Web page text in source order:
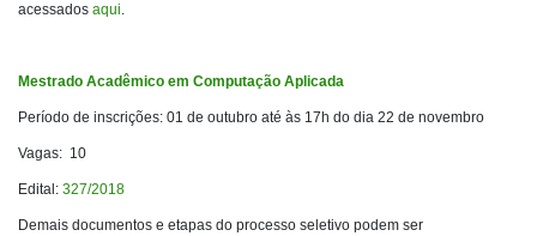
acessados aqui.
Mestrado Acadêmico em Computação Aplicada
Período de inscrições: 01 de outubro até às 17h do dia 22 de novembro
Vagas: 10
Edital: 327/2018
Demais documentos e etapas do processo seletivo podem ser